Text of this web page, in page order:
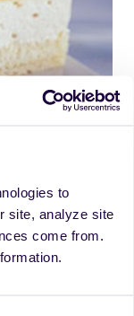
to
site, analyze site
come from.